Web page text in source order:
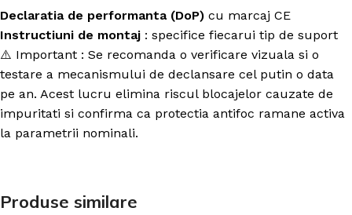
Declaratia de performanta (DoP) cu marcaj CE
Instructiuni de montaj : specifice fiecarui tip de suport
⚠️ Important : Se recomanda o verificare vizuala si o
testare a mecanismului de declansare cel putin o data
pe an. Acest lucru elimina riscul blocajelor cauzate de
impuritati si confirma ca protectia antifoc ramane activa
la parametrii nominali.
Produse similare